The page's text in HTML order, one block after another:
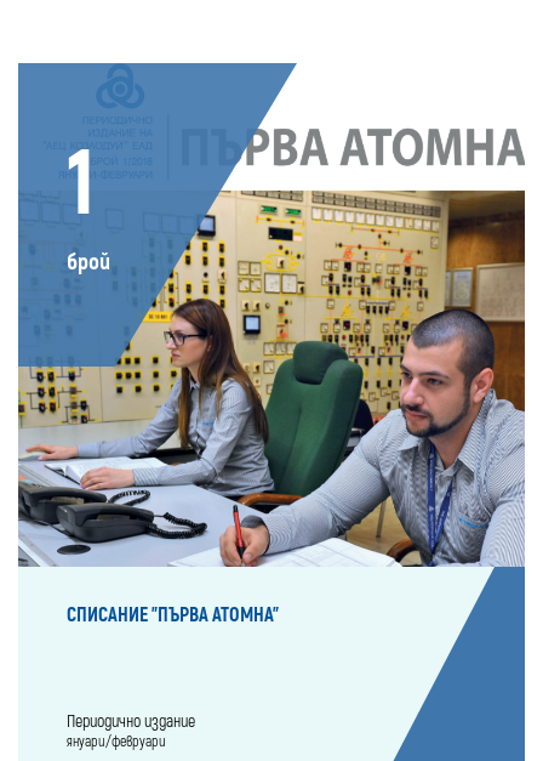
1
брой
СПИСАНИЕ "ПЪРВА АТОМНА"
Периодично издание
януари/февруари